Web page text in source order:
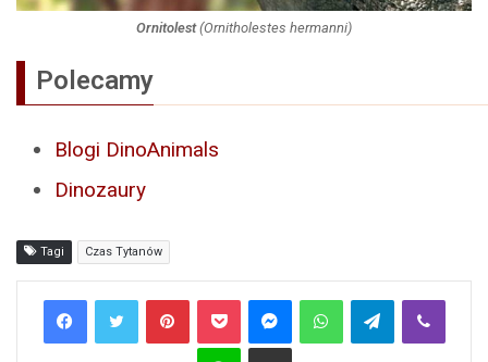
Ornitolest(Ornitholestes hermanni)
Polecamy
Blogi DinoAnimals
Dinozaury
Tagi Czas Tytanów
PinterestPocket MessengerWhatsAppTelegramViber
Line Share via Email